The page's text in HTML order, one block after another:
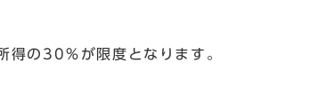
の30％が限度となります。